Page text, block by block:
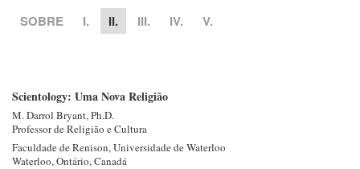
SOBRE I. II. III. IV. V.
Scientology: Uma Nova Religião
M. Darrol Bryant, Ph.D.
Professor de Religião e Cultura
Faculdade de Renison, Universidade de Waterloo
Waterloo, Ontário, Canadá